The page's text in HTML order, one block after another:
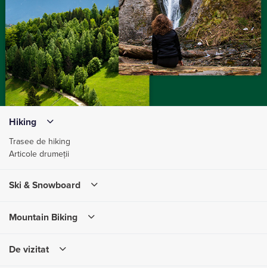
Hiking
Trasee de hiking
Articole drumeții
Ski & Snowboard
Mountain Biking
De vizitat